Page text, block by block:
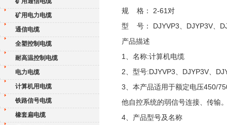
矿用电力电缆
通信电缆
全塑控制电缆
耐高温控制电缆
电力电缆
计算机用电缆
铁路信号电缆
橡套扁电缆
规 格： 2-61对
型 号： DJYVP3、DJYP3V、
产品描述
1、名称:计算机电缆
2、型号:DJYVP3、DJYP3V、
3、本产品适用于额定电压450/
他自控系统的弱信号连接、传输
4、产品型号及名称